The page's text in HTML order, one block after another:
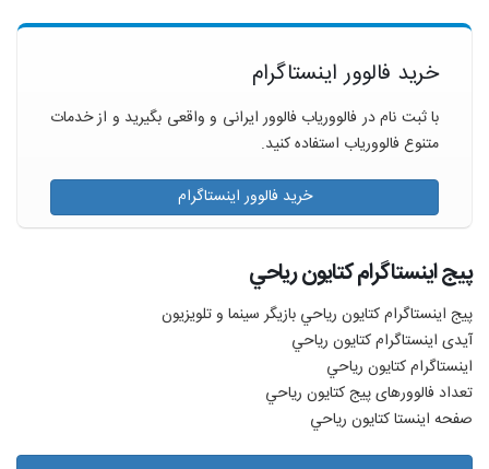
خرید فالوور اینستاگرام
با ثبت نام در فالووریاب فالوور ایرانی و واقعی بگیرید و از خدمات
متنوع فالووریاب استفاده کنید.
خرید فالوور اینستاگرام
پیج اینستاگرام كتايون رياحي
پیج اینستاگرام كتايون رياحي بازیگر سینما و تلویزیون
آیدی اینستاگرام كتايون رياحي
اینستاگرام كتايون رياحي
تعداد فالوورهای پیج كتايون رياحي
صفحه اینستا كتايون رياحي